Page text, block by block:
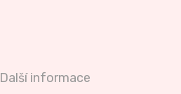
Další informace